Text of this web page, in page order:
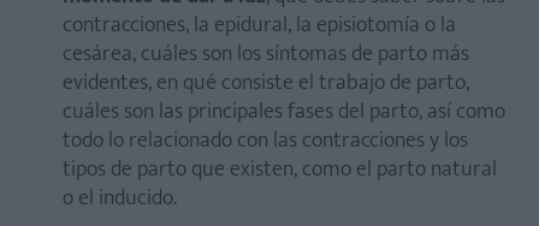
contracciones, la epidural, la episiotomía o la
cesárea, cuáles son los síntomas de parto más
evidentes, en qué consiste el trabajo de parto,
cuáles son las principales fases del parto, así como
todo lo relacionado con las contracciones y los
tipos de parto que existen, como el parto natural
o el inducido.